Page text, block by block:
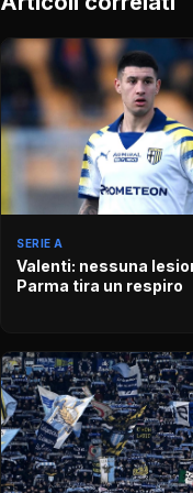
SERIE A
Valenti: nessuna
Parma tira un respiro